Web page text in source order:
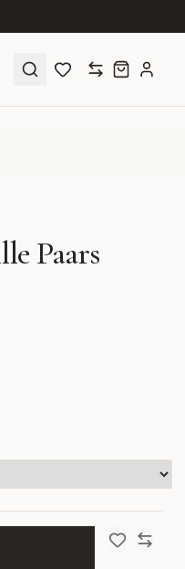
Paars